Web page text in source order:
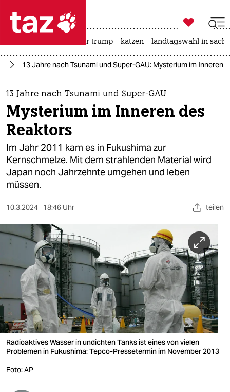
 taz zahl ich
taz zahl ich
themen
politik
öko
gesellschaft
kultur
sport
berlin
wahrheit
verlag
verlag
veranstaltungen

taz zahl ich
usa unter trump katzen landtagswahl in
13 Jahre nach Tsunami und Super-GAU: Mysterium im Inneren
13 Jahre nach Tsunami und Super-GAU
Mysterium im Inneren des
Reaktors
Im Jahr 2011 kam es in Fukushima zur
Kernschmelze. Mit dem strahlenden Material wird
Japan noch Jahrzehnte umgehen und leben
müssen.
10.3.2024 18:46 Uhr teilen
Radioaktives Wasser in undichten Tanks ist eines von vielen
Problemen in Fukushima: Tepco-Pressetermin im November 2013
Foto: AP